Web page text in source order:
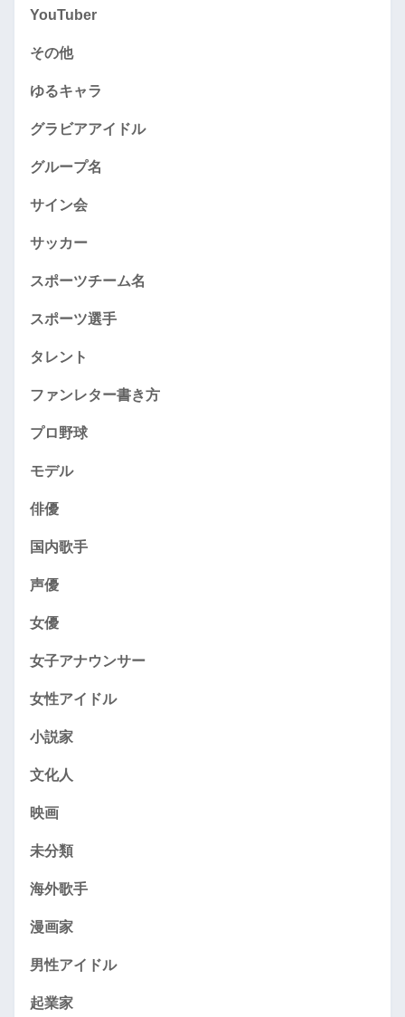
YouTuber
その他
ゆるキャラ
グラビアアイドル
グループ名
サイン会
サッカー
スポーツチーム名
スポーツ選手
タレント
ファンレター書き方
プロ野球
モデル
俳優
国内歌手
声優
女優
女子アナウンサー
女性アイドル
小説家
文化人
映画
未分類
海外歌手
漫画家
男性アイドル
起業家